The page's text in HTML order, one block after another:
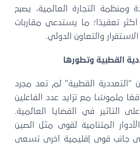
ومنظمة التجارة العالمية، يصبح
تعقيدًا؛ ما يستدعي مقاربات
والتعاون الدولي.
القطبية وتطورها
“التعددية القطبية” لم تعد مجرد
ملموسًا مع تزايد عدد الفاعلين
على التأثير في القضايا العالمية.
المتنامية لقوى مثل الصين
إلى جانب قوى إقليمية أخرى تسعى